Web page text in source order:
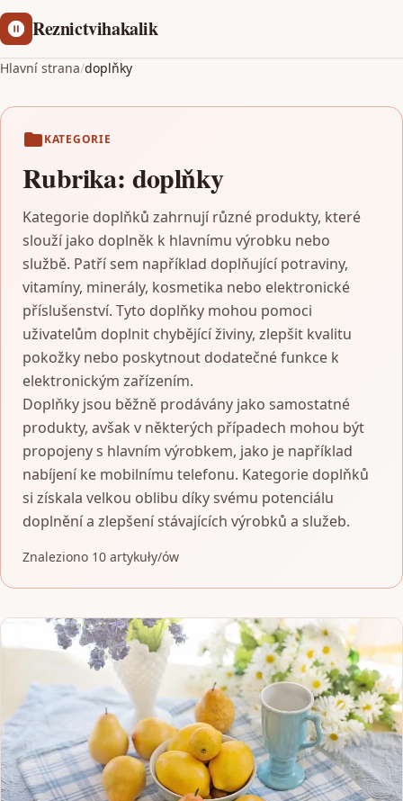
Reznictvihakalik
Hlavní strana/doplňky
KATEGORIE
Rubrika: doplňky
Kategorie doplňků zahrnují různé produkty, které
slouží jako doplněk k hlavnímu výrobku nebo
službě. Patří sem například doplňující potraviny,
vitamíny, minerály, kosmetika nebo elektronické
příslušenství. Tyto doplňky mohou pomoci
uživatelům doplnit chybějící živiny, zlepšit kvalitu
pokožky nebo poskytnout dodatečné funkce k
elektronickým zařízením.
Doplňky jsou běžně prodávány jako samostatné
produkty, avšak v některých případech mohou být
propojeny s hlavním výrobkem, jako je například
nabíjení ke mobilnímu telefonu. Kategorie doplňků
si získala velkou oblibu díky svému potenciálu
doplnění a zlepšení stávajících výrobků a služeb.
Znaleziono 10 artykuły/ów